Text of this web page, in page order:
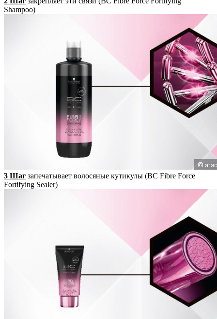
Shampoo)
3 Шаг запечатывает волосяные кутикулы (BC Fibre Force
Fortifying Sealer)